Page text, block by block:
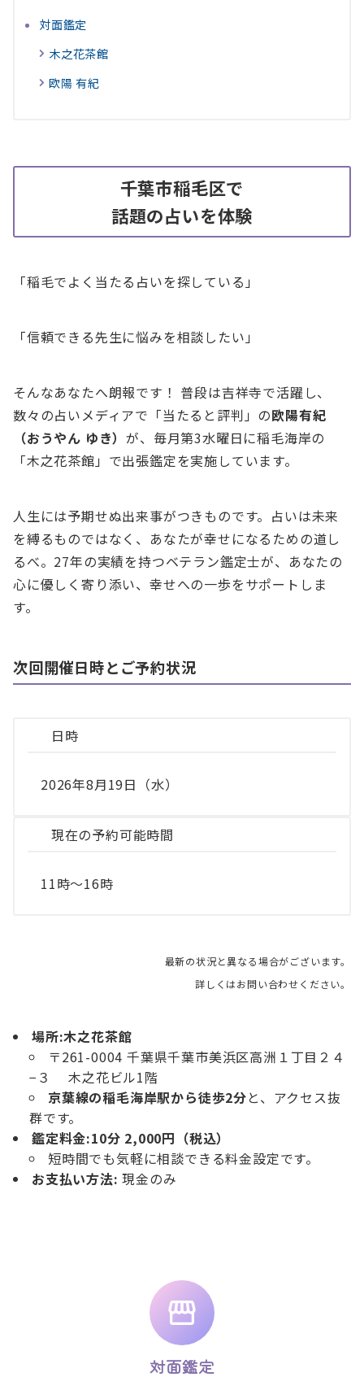
対面鑑定
木之花茶館
欧陽 有紀
千葉市稲毛区で
話題の占いを体験
「稲毛でよく当たる占いを探している」
「信頼できる先生に悩みを相談したい」
そんなあなたへ朗報です！ 普段は吉祥寺で活躍し、
数々の占いメディアで「当たると評判」の欧陽有紀
（おうやん ゆき）が、毎月第3水曜日に稲毛海岸の
「木之花茶館」で出張鑑定を実施しています。
人生には予期せぬ出来事がつきものです。占いは未来
を縛るものではなく、あなたが幸せになるための道し
るべ。27年の実績を持つベテラン鑑定士が、あなたの
心に優しく寄り添い、幸せへの一歩をサポートしま
す。
次回開催日時とご予約状況
日時
2026年8月19日（水）
現在の予約可能時間
11時～16時
最新の状況と異なる場合がございます。
詳しくはお問い合わせください。
場所:木之花茶館
〒261-0004 千葉県千葉市美浜区高洲１丁目２４
−３ 木之花ビル1階
京葉線の稲毛海岸駅から徒歩2分と、アクセス抜
群です。
鑑定料金:10分 2,000円（税込）
短時間でも気軽に相談できる料金設定です。
お支払い方法: 現金のみ
対面鑑定